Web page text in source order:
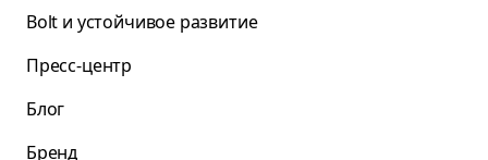
Bolt и устойчивое развитие
Пресс-центр
Блог
Бренд